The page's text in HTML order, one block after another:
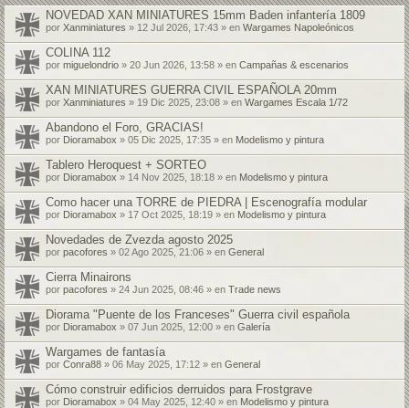
NOVEDAD XAN MINIATURES 15mm Baden infantería 1809
por Xanminiatures » 12 Jul 2026, 17:43 » en Wargames Napoleónicos
COLINA 112
por miguelondrio » 20 Jun 2026, 13:58 » en Campañas & escenarios
XAN MINIATURES GUERRA CIVIL ESPAÑOLA 20mm
por Xanminiatures » 19 Dic 2025, 23:08 » en Wargames Escala 1/72
Abandono el Foro, GRACIAS!
por Dioramabox » 05 Dic 2025, 17:35 » en Modelismo y pintura
Tablero Heroquest + SORTEO
por Dioramabox » 14 Nov 2025, 18:18 » en Modelismo y pintura
Como hacer una TORRE de PIEDRA | Escenografía modular
por Dioramabox » 17 Oct 2025, 18:19 » en Modelismo y pintura
Novedades de Zvezda agosto 2025
por pacofores » 02 Ago 2025, 21:06 » en General
Cierra Minairons
por pacofores » 24 Jun 2025, 08:46 » en Trade news
Diorama "Puente de los Franceses" Guerra civil española
por Dioramabox » 07 Jun 2025, 12:00 » en Galería
Wargames de fantasía
por Conra88 » 06 May 2025, 17:12 » en General
Cómo construir edificios derruidos para Frostgrave
por Dioramabox » 04 May 2025, 12:40 » en Modelismo y pintura